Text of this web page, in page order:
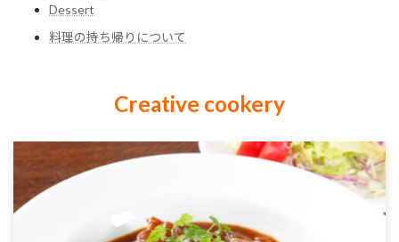
Dessert
料理の持ち帰りについて
Creative cookery